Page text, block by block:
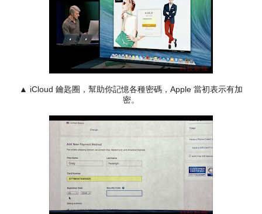
▲ iCloud 鑰匙圈，幫助你記憶各種密碼，Apple 當初表示有加
密。